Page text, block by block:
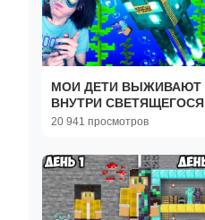
МОИ ДЕТИ ВЫЖИВАЮТ
ВНУТРИ СВЕТЯЩЕГОСЯ
СПРУТА В МАЙНКРАФТ!
20 941 просмотров